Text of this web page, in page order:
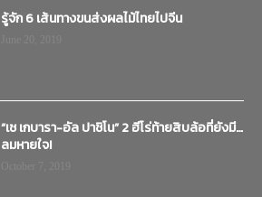
รู้จัก 6 เส้นทางขนส่งผลไม้ไทยไปจีน
“เช เกบารา-อัล ปาชิโน” 2 ฮีโร่ท้ายสิบล้อที่ยังมี…
ลมหายใจ!